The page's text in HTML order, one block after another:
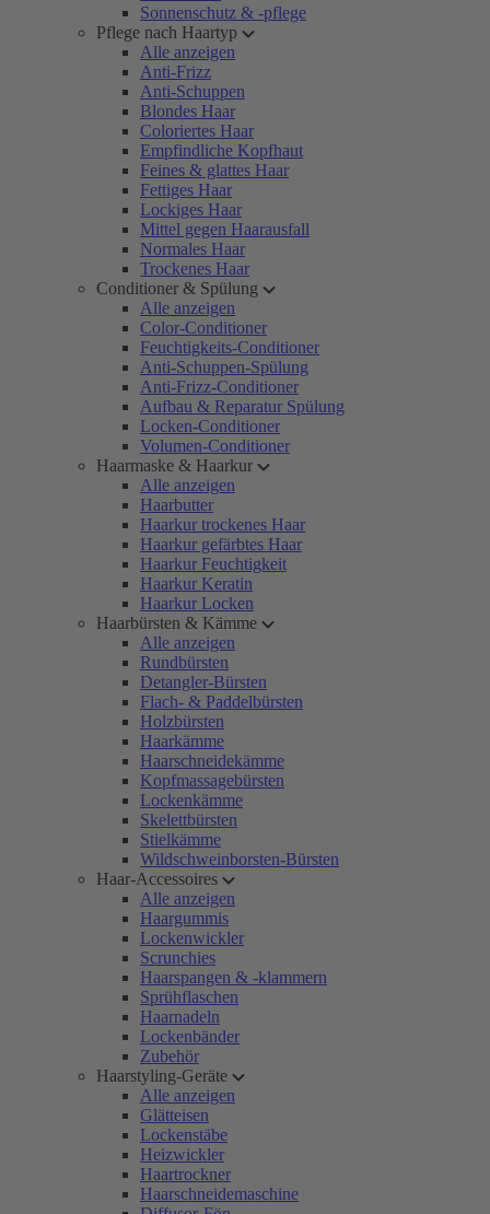
Sonnenschutz & -pflege
Pflege nach Haartyp
Alle anzeigen
Anti-Frizz
Anti-Schuppen
Blondes Haar
Coloriertes Haar
Empfindliche Kopfhaut
Feines & glattes Haar
Fettiges Haar
Lockiges Haar
Mittel gegen Haarausfall
Normales Haar
Trockenes Haar
Conditioner & Spülung
Alle anzeigen
Color-Conditioner
Feuchtigkeits-Conditioner
Anti-Schuppen-Spülung
Anti-Frizz-Conditioner
Aufbau & Reparatur Spülung
Locken-Conditioner
Volumen-Conditioner
Haarmaske & Haarkur
Alle anzeigen
Haarbutter
Haarkur trockenes Haar
Haarkur gefärbtes Haar
Haarkur Feuchtigkeit
Haarkur Keratin
Haarkur Locken
Haarbürsten & Kämme
Alle anzeigen
Rundbürsten
Detangler-Bürsten
Flach- & Paddelbürsten
Holzbürsten
Haarkämme
Haarschneidekämme
Kopfmassagebürsten
Lockenkämme
Skelettbürsten
Stielkämme
Wildschweinborsten-Bürsten
Haar-Accessoires
Alle anzeigen
Haargummis
Lockenwickler
Scrunchies
Haarspangen & -klammern
Sprühflaschen
Haarnadeln
Lockenbänder
Zubehör
Haarstyling-Geräte
Alle anzeigen
Glätteisen
Lockenstäbe
Heizwickler
Haartrockner
Haarschneidemaschine